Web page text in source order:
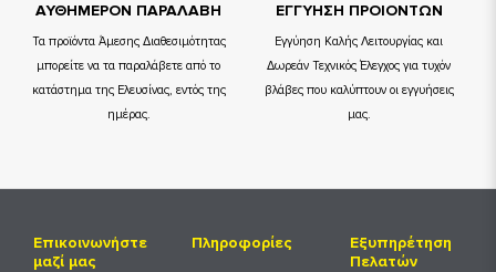
ΑΥΘΗΜΕΡΟΝ ΠΑΡΑΛΑΒΗ
Τα προϊόντα Άμεσης Διαθεσιμότητας
μπορείτε να τα παραλάβετε από το
κατάστημα της Ελευσίνας, εντός της
ημέρας.
ΕΓΓΥΗΣΗ ΠΡΟΙΟΝΤΩΝ
Εγγύηση Καλής Λειτουργίας και
Δωρεάν Τεχνικός Έλεγχος για τυχόν
βλάβες που καλύπτουν οι εγγυήσεις
μας.
Επικοινωνήστε
μαζί μας
Πληροφορίες
Εξυπηρέτηση
Πελατών